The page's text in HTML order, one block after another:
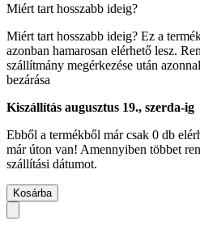
Miért tart hosszabb ideig?
Miért tart hosszabb ideig? Ez a
azonban hamarosan elérhető lesz.
szállítmány megérkezése után
bezárása
Kiszállítás augusztus 19., szerda-ig
Ebből a termékből már csak 0 db
már úton van! Amennyiben többet
szállítási dátumot.
Kosárba